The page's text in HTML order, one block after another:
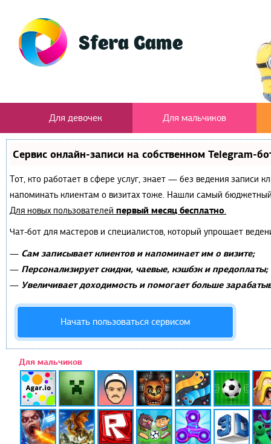
Для девочек Для мальчиков
Сервис онлайн-записи на собственном Telegram-
Тот, кто работает в сфере услуг, знает — без ведения записи
напоминать клиентам о визитах тоже. Нашли самый
Для новых пользователей первый месяц бесплатно.
Чат-бот для мастеров и специалистов, который упрощает
— Сам записывает клиентов и напоминает им о визите;
— Персонализирует скидки, чаевые, кэшбэк и предоплаты;
— Увеличивает доходимость и помогает больше
Начать пользоваться сервисом
Для мальчиков